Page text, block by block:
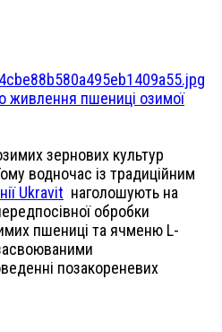
живлення пшениці озимої
зернових культур
водночас із традиційним
Ukravit наголошують на
обробки
пшениці та ячменю L-
позакореневих